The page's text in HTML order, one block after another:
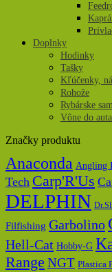
Doplnky
Hodinky
Tašky
Kľúčenky,
Rohože
Rybárske
Vône do auta
Značky produktu
Anaconda Angling
Tech Carp'R'Us
DELPHIN
Filfishing Garbolino
Hell-Cat Hobby-G
Range NGT Plastica